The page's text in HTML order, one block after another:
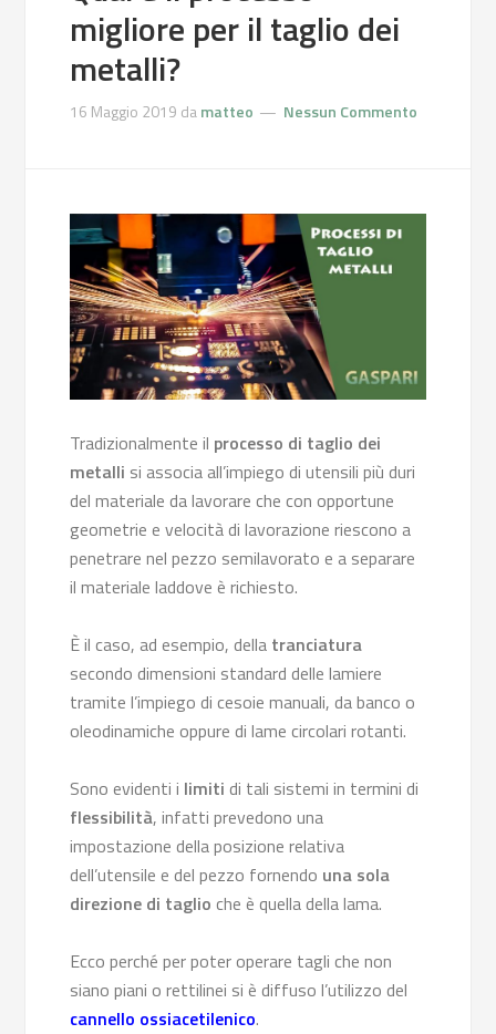
migliore per il taglio dei
metalli?
16 Maggio 2019 damatteo Nessun Commento
Tradizionalmente il processo di taglio dei
metalli si associa all’impiego di utensili più duri
del materiale da lavorare che con opportune
geometrie e velocità di lavorazione riescono a
penetrare nel pezzo semilavorato e a separare
il materiale laddove è richiesto.
È il caso, ad esempio, della tranciatura
secondo dimensioni standard delle lamiere
tramite l’impiego di cesoie manuali, da banco o
oleodinamiche oppure di lame circolari rotanti.
Sono evidenti i limiti di tali sistemi in termini di
flessibilità, infatti prevedono una
impostazione della posizione relativa
dell’utensile e del pezzo fornendo una sola
direzione di taglio che è quella della lama.
Ecco perché per poter operare tagli che non
siano piani o rettilinei si è diffuso l’utilizzo del
cannello ossiacetilenico.